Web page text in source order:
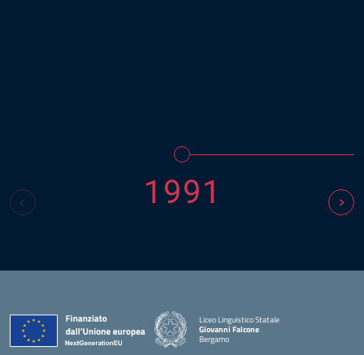
1991
Liceo Linguistico Statale
Giovanni Falcone
Bergamo
— Visita la pagina iniziale della scuola